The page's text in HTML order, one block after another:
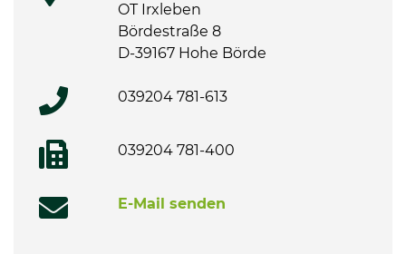
OT Irxleben
Bördestraße 8
D-39167 Hohe Börde
039204 781-613
039204 781-400
E-Mail senden